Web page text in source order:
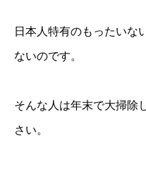
日本人特有のもったいな
ないのです。
そんな人は年末で大掃除
さい。